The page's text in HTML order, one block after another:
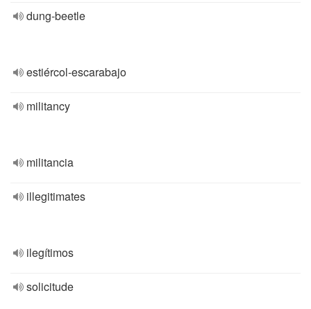
dung-beetle
estiércol-escarabajo
militancy
militancia
illegitimates
ilegítimos
solicitude